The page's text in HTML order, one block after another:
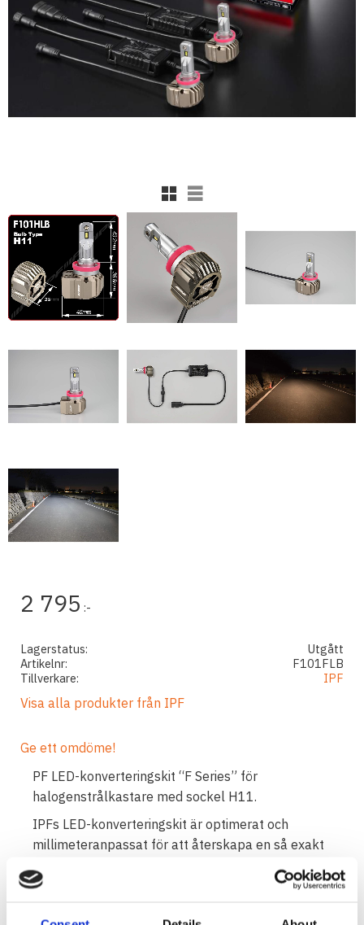
Rutnätsvy
Listvy
2 795 :-
Lagerstatus
Utgått
Artikelnr
F101FLB
Tillverkare
IPF
Visa alla produkter från IPF
Ge ett omdöme!
PF LED-konverteringskit “F Series” för
halogenstrålkastare med sockel H11.
IPFs LED-konverteringskit är optimerat och
millimeteranpassat för att återskapa en så exakt
ljusbild som möjligt ur en halogenreflektor. Till
skillnad från en halogenlampa så kommer ljuset